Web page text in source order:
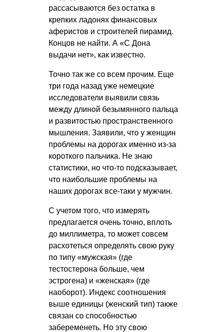
рассасываются без остатка в
крепких ладонях финансовых
аферистов и строителей пирамид.
Концов не найти. А «С Дона
выдачи нет», как известно.
Точно так же со всем прочим. Еще
три года назад уже немецкие
исследователи выявили связь
между длиной безымянного пальца
и развитостью пространственного
мышления. Заявили, что у женщин
проблемы на дорогах именно из-за
короткого пальчика. Не знаю
статистики, но что-то подсказывает,
что наибольшие проблемы на
наших дорогах все-таки у мужчин.
С учетом того, что измерять
предлагается очень точно, вплоть
до миллиметра, то может совсем
расхотеться определять свою руку
по типу «мужская» (где
тестостерона больше, чем
эстрогена) и «женская» (где
наоборот). Индекс соотношения
выше единицы (женский тип) также
связан со способностью
забеременеть. Но эту свою